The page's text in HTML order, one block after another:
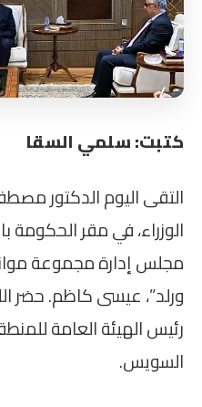
كتبت: سلمي السقا
التقى اليوم الدكتور
الوزراء، في مقر الحكومة
مجلس إدارة مجموعة
ورلد”، عيسى كاظم. حضر
رئيس الهيئة العامة
السويس.